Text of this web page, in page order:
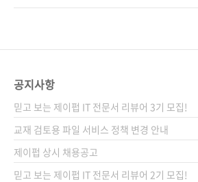
만 사용했습니다. 돌려 말하면, 영상 편집과 디자
[인터파크] 출판사 제이펍 저자명 오렌지노(이진
리즈 (없음) 판 형 신국판변형(152*215*14.8)
제 본 무선(soft cover) 정 가 18,000원 ISBN
979-11-88621-78-1 (13000) 키워드 유튜브 /
영상편집 / 배경음악 / 가라지밴드 ..
공지사항
믿고 보는 제이펍 IT 전문서 리뷰어 3기 모집!
교재 검토용 파일 서비스 정책 변경 안내
제이펍 상시 채용공고
믿고 보는 제이펍 IT 전문서 리뷰어 2기 모집!